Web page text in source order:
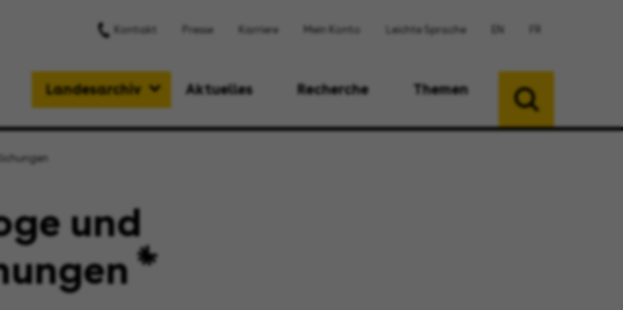
Kontakt Presse Karriere Mein Konto Leichte Sprache
Landesarchiv Aktuelles Recherche Themen
und